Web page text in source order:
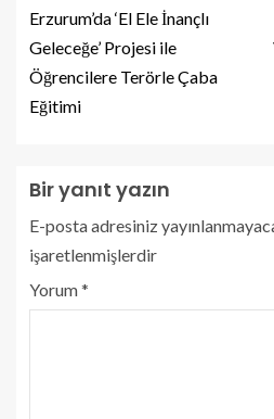
Erzurum’da ‘El Ele İnançlı
Geleceğe’ Projesi ile
Öğrencilere Terörle Çaba
Eğitimi
Bir yanıt yazın
E-posta adresiniz
işaretlenmişlerdir
Yorum*